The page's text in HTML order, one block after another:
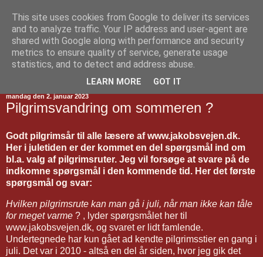
Jakobsvejen
mandag den 2. januar 2023
Pilgrimsvandring om sommeren ?
Godt pilgrimsår til alle læsere af www.jakobsvejen.dk.
Her i juletiden er der kommet en del spørgsmål ind om
bl.a. valg af pilgrimsruter. Jeg vil forsøge at svare på de
indkomne spørgsmål i den kommende tid. Her det første
spørgsmål og svar:
Hvilken pilgrimsrute kan man gå i juli, når man ikke kan tåle
for meget varme ? , lyder spørgsmålet her til
www.jakobsvejen.dk, og svaret er lidt famlende.
Undertegnede har kun gået ad kendte pilgrimsstier en gang i
juli. Det var i 2010 - altså en del år siden, hvor jeg gik det
This site uses cookies from Google to deliver its services
and to analyze traffic. Your IP address and user-agent are
shared with Google along with performance and security
metrics to ensure quality of service, generate usage
statistics, and to detect and address abuse.
LEARN MORE GOT IT